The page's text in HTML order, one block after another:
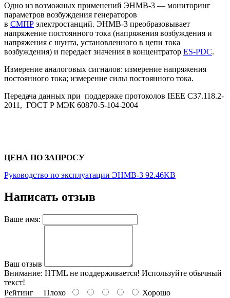
Одно из возможных применений ЭНМВ-3 — мониторинг
параметров возбуждения генераторов
в СМПР электростанций. ЭНМВ-3 преобразовывает
напряжение постоянного тока (напряжения возбуждения и
напряжения с шунта, установленного в цепи тока
возбуждения) и передает значения в концентратор ES-PDC.
Измерение аналоговых сигналов: измерение напряжения
постоянного тока; измерение силы постоянного тока.
Передача данных при поддержке протоколов IEEE C37.118.2-
2011, ГОСТ Р МЭК 60870-5-104-2004
ЦЕНА ПО ЗАПРОСУ
Руководство по эксплуатации ЭНМВ-3 92.46KB
Написать отзыв
Ваше имя:
Ваш отзыв
Внимание: HTML не поддерживается! Используйте обычный
текст!
Рейтинг Плохо Хорошо